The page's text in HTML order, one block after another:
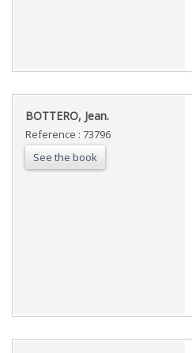
‎BOTTERO, Jean.‎
Reference : 73796
See the book